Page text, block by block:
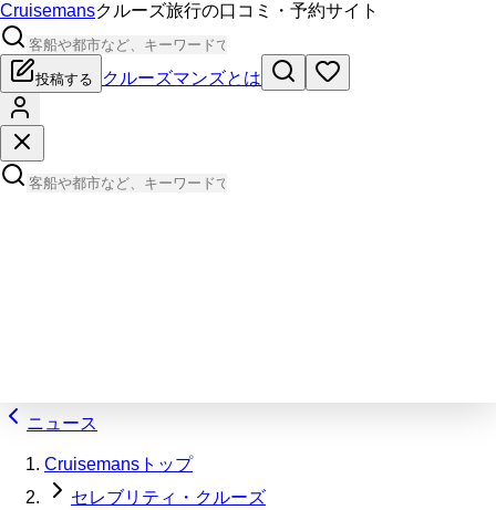
Cruisemansクルーズ旅行の口コミ・予約サイト
投稿する クルーズマンズとは
ニュース
Cruisemansトップ
セレブリティ・クルーズ